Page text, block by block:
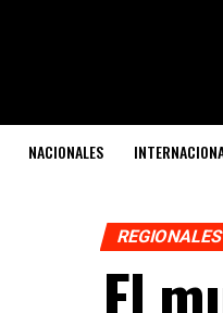
NACIONALES
REGIONALES